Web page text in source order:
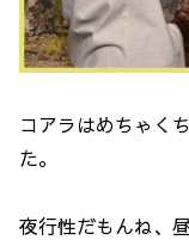
コアラはめちゃく
た。
夜行性だもんね、